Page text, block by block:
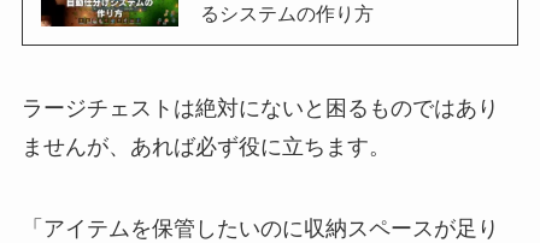
るシステムの作り方
ラージチェストは絶対にないと困るものではあり
ませんが、あれば必ず役に立ちます。
「アイテムを保管したいのに収納スペースが足り